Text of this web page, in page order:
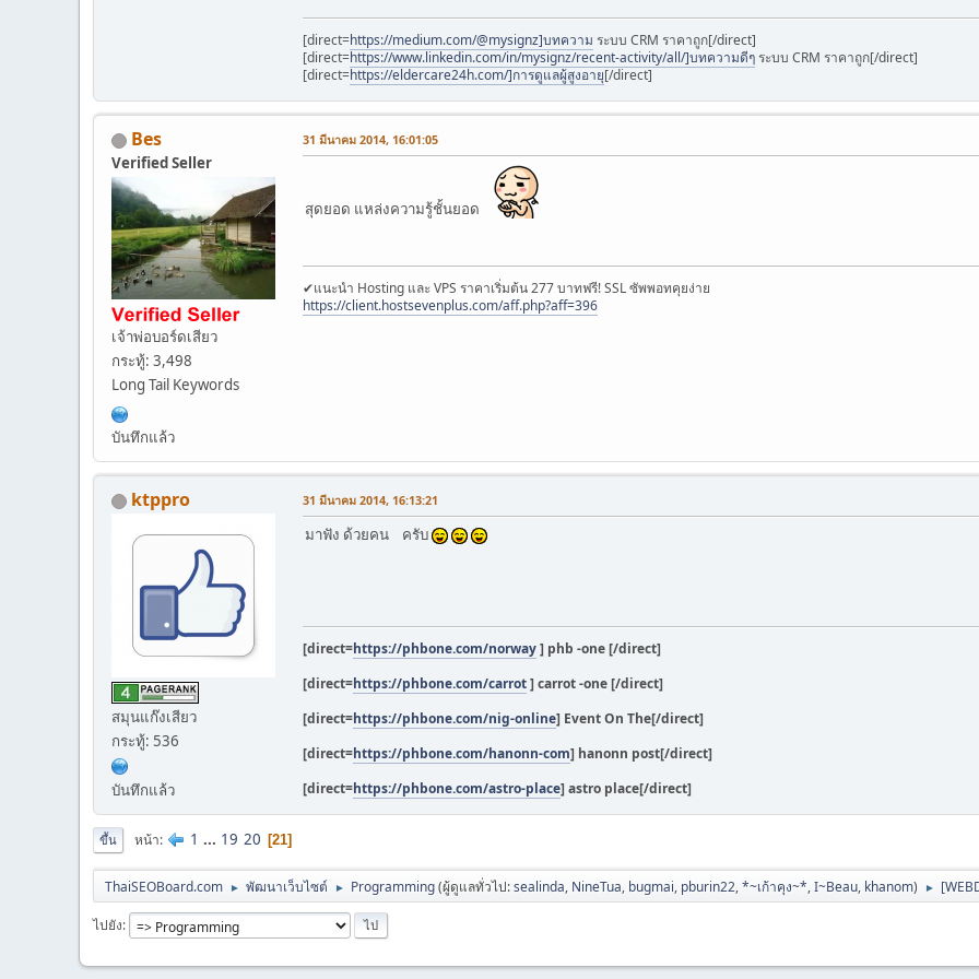
[direct=https://medium.com/@mysignz]บทความ ระบบ CRM ราคาถูก[/direct]
[direct=https://www.linkedin.com/in/mysignz/recent-activity/all/]บทความดีๆ ระบบ CRM ราคาถูก[/direct]
[direct=https://eldercare24h.com/]การดูแลผู้สูงอายุ[/direct]
Bes
Verified Seller
เจ้าพ่อบอร์ดเสียว
กระทู้: 3,498
Long Tail Keywords
บันทึกแล้ว
31 มีนาคม 2014, 16:01:05
สุดยอด แหล่งความรู้ชั้นยอด
✔แนะนำ Hosting และ VPS ราคาเริ่มต้น 277 บาทฟรี! SSL ซัพพอทคุยง่าย
https://client.hostsevenplus.com/aff.php?aff=396
ktppro
สมุนแก๊งเสียว
กระทู้: 536
บันทึกแล้ว
31 มีนาคม 2014, 16:13:21
มาฟัง ด้วยคน ครับ
[direct=https://phbone.com/norway] phb -one [/direct]
[direct=https://phbone.com/carrot] carrot -one [/direct]
[direct=https://phbone.com/nig-online] Event On The[/direct]
[direct=https://phbone.com/hanonn-com] hanonn post[/direct]
[direct=https://phbone.com/astro-place] astro place[/direct]
ขึ้น หน้า 1 ... 19 20 21
ThaiSEOBoard.com ► พัฒนาเว็บไซต์ ► Programming(ผู้ดูแลทั่วไป:sealinda, NineTua, bugmai, pburin22,*~เก้าคุง~*,I~Beau, khanom) ►
ไปยัง